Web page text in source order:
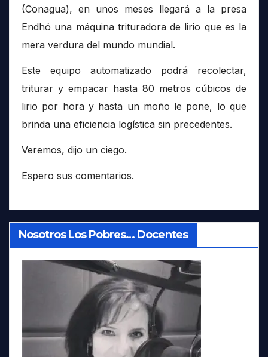
(Conagua), en unos meses llegará a la presa
Endhó una máquina trituradora de lirio que es la
mera verdura del mundo mundial.
Este equipo automatizado podrá recolectar,
triturar y empacar hasta 80 metros cúbicos de
lirio por hora y hasta un moño le pone, lo que
brinda una eficiencia logística sin precedentes.
Veremos, dijo un ciego.
Espero sus comentarios.
Nosotros Los Pobres… Docentes